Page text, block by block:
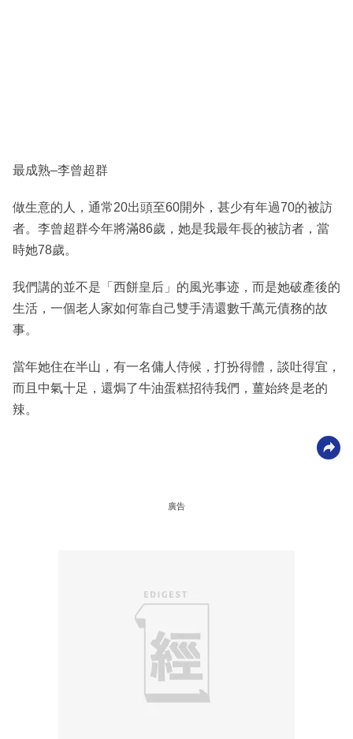
最成熟–李曾超群
做生意的人，通常20出頭至60開外，甚少有年過70的被訪
者。李曾超群今年將滿86歲，她是我最年長的被訪者，當
時她78歲。
我們講的並不是「西餅皇后」的風光事迹，而是她破產後的
生活，一個老人家如何靠自己雙手清還數千萬元債務的故
事。
當年她住在半山，有一名傭人侍候，打扮得體，談吐得宜，
而且中氣十足，還焗了牛油蛋糕招待我們，薑始終是老的
辣。
廣告